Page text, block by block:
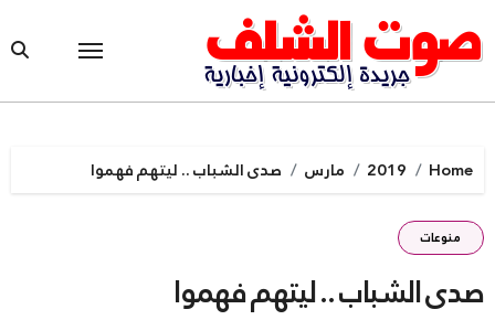
to
content
Home
2019 مارس صدى الشباب .. ليتهم فهموا
منوعات
صدى الشباب .. ليتهم فهموا